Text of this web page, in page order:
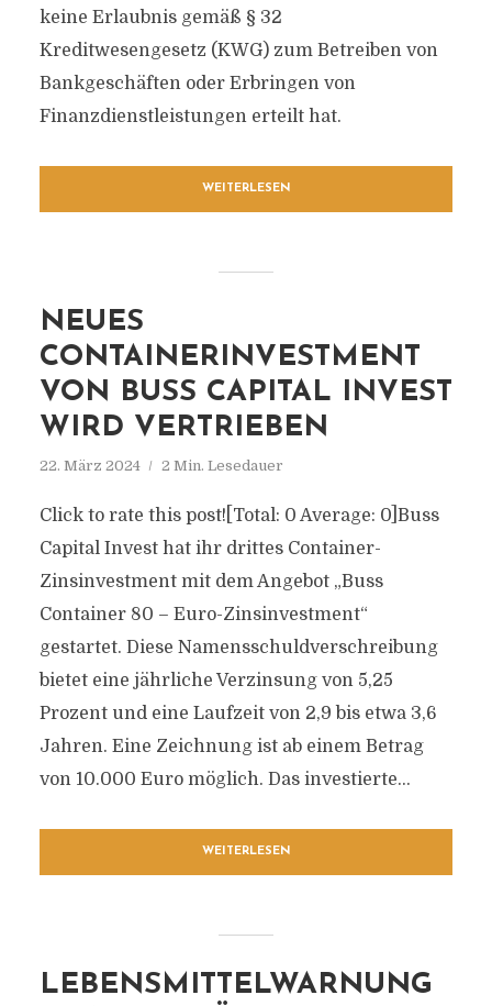
keine Erlaubnis gemäß § 32
Kreditwesengesetz (KWG) zum Betreiben von
Bankgeschäften oder Erbringen von
Finanzdienstleistungen erteilt hat.
WEITERLESEN
NEUES
CONTAINERINVESTMENT
VON BUSS CAPITAL INVEST
WIRD VERTRIEBEN
22. März 2024 2 Min. Lesedauer
Click to rate this post![Total: 0 Average: 0]Buss
Capital Invest hat ihr drittes Container-
Zinsinvestment mit dem Angebot „Buss
Container 80 – Euro-Zinsinvestment“
gestartet. Diese Namensschuldverschreibung
bietet eine jährliche Verzinsung von 5,25
Prozent und eine Laufzeit von 2,9 bis etwa 3,6
Jahren. Eine Zeichnung ist ab einem Betrag
von 10.000 Euro möglich. Das investierte...
WEITERLESEN
LEBENSMITTELWARNUNG